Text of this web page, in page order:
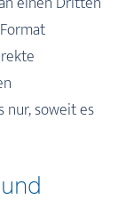
soweit es